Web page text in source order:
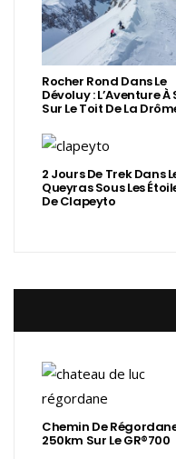
Rocher Rond Dans Le
Dévoluy : L’Aventure À
Sur Le Toit De La
2 Jours De Trek Dans
Queyras Sous Les
De Clapeyto
Chemin De
250km Sur Le GR®700